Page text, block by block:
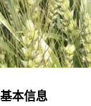
本信息